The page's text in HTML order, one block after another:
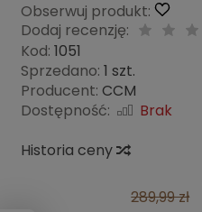
Obserwuj produkt:
Dodaj recenzję:
Kod: 1051
Sprzedano: 1 szt.
Producent: CCM
Dostępność:
Brak
Historia ceny
289,99 zł